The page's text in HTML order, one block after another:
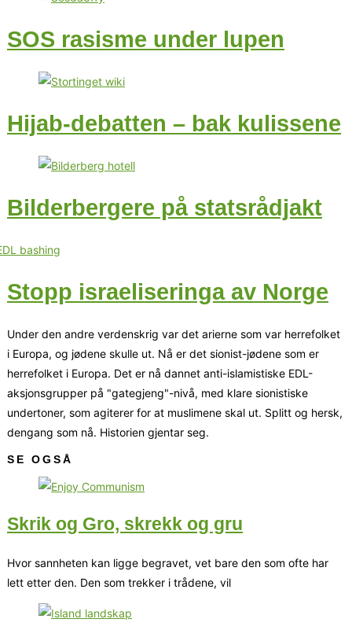
SOS rasisme under lupen
Hijab-debatten – bak kulissene
Bilderbergere på statsrådjakt
Stopp israeliseringa av Norge
Under den andre verdenskrig var det arierne som var herrefolket
i Europa, og jødene skulle ut. Nå er det sionist-jødene som er
herrefolket i Europa. Det er nå dannet anti-islamistiske EDL-
aksjonsgrupper på "gategjeng"-nivå, med klare sionistiske
undertoner, som agiterer for at muslimene skal ut. Splitt og hersk,
dengang som nå. Historien gjentar seg.
SE OGSÅ
Skrik og Gro, skrekk og gru
Hvor sannheten kan ligge begravet, vet bare den som ofte har
lett etter den. Den som trekker i trådene, vil